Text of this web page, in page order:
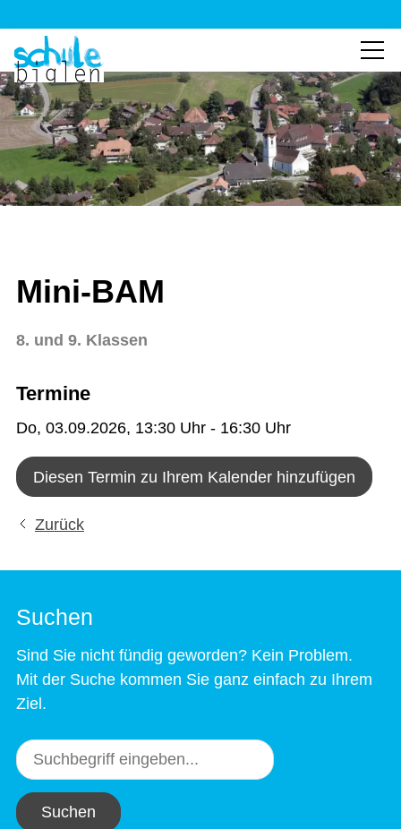
Mini-BAM
8. und 9. Klassen
Termine
Do, 03.09.2026, 13:30 Uhr - 16:30 Uhr
Diesen Termin zu Ihrem Kalender hinzufügen
Zurück
Suchen
Sind Sie nicht fündig geworden? Kein Problem.
Mit der Suche kommen Sie ganz einfach zu Ihrem
Ziel.
Suchen